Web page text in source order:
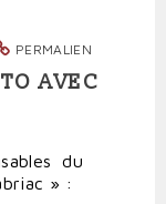
PERMALIEN
AVEC
du
» :